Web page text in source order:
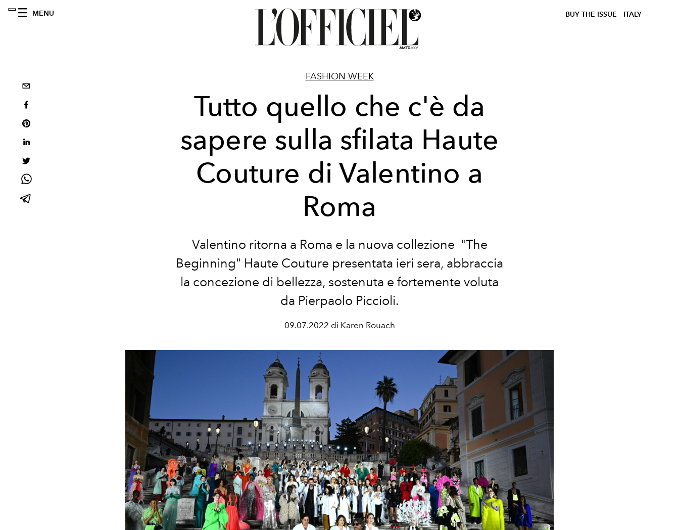
MENU BUY THE ISSUE ITALY
FASHION WEEK
Tutto quello che c'è da
sapere sulla sfilata Haute
Couture di Valentino a
Roma
Valentino ritorna a Roma e la nuova collezione "The
Beginning" Haute Couture presentata ieri sera, abbraccia
la concezione di bellezza, sostenuta e fortemente voluta
da Pierpaolo Piccioli.
09.07.2022 di Karen Rouach